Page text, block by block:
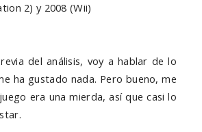
2) y 2008 (Wii)
del análisis, voy a hablar de lo
ha gustado nada. Pero bueno, me
era una mierda, así que casi lo